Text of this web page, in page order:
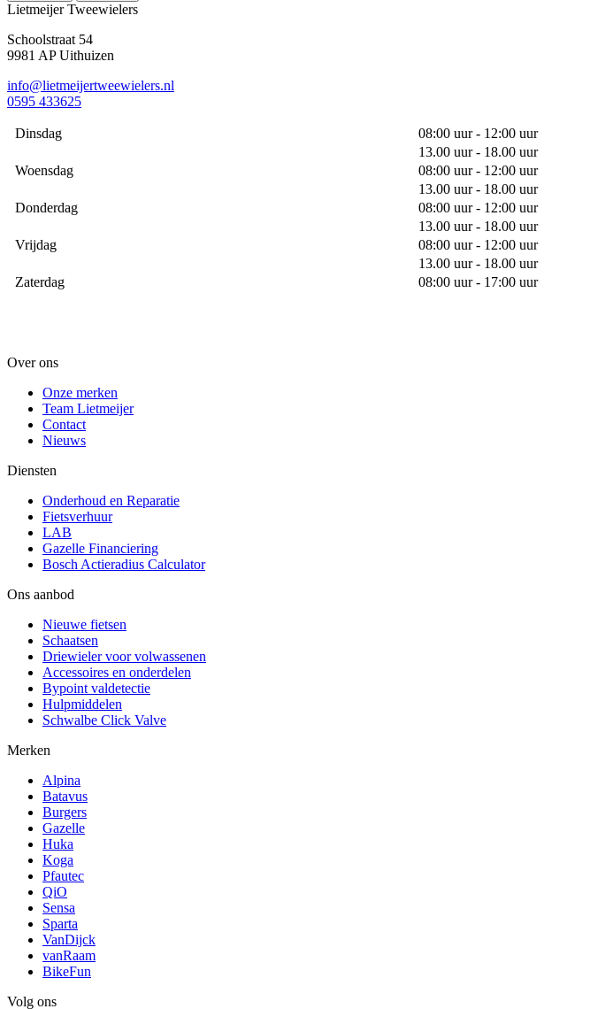
Lietmeijer Tweewielers
Schoolstraat 54
9981 AP Uithuizen
info@lietmeijertweewielers.nl
0595 433625
Dinsdag
08:00 uur - 12:00 uur
13.00 uur - 18.00 uur
Woensdag
08:00 uur - 12:00 uur
13.00 uur - 18.00 uur
Donderdag
08:00 uur - 12:00 uur
13.00 uur - 18.00 uur
Vrijdag
08:00 uur - 12:00 uur
13.00 uur - 18.00 uur
Zaterdag
08:00 uur - 17:00 uur
Over ons
Onze merken
Team Lietmeijer
Contact
Nieuws
Diensten
Onderhoud en Reparatie
Fietsverhuur
LAB
Gazelle Financiering
Bosch Actieradius Calculator
Ons aanbod
Nieuwe fietsen
Schaatsen
Driewieler voor volwassenen
Accessoires en onderdelen
Bypoint valdetectie
Hulpmiddelen
Schwalbe Click Valve
Merken
Alpina
Batavus
Burgers
Gazelle
Huka
Koga
Pfautec
QiO
Sensa
Sparta
VanDijck
vanRaam
BikeFun
Volg ons